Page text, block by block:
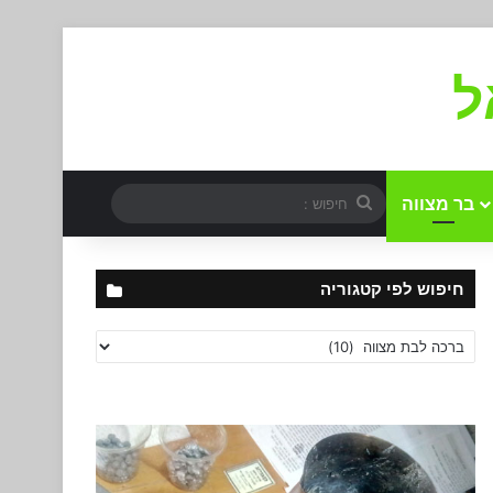
בר מצווה
חיפוש
:
חיפוש לפי קטגוריה
חיפוש
לפי